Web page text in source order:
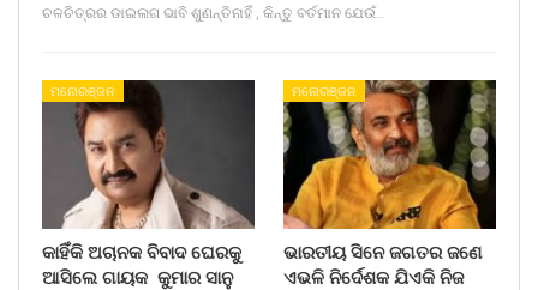
ଚଳଚିତ୍ରର ଡାଇଲଗ ଭାବି ଶୁଣନ୍ତିନାହିଁ , କିନ୍ତୁ ବର୍ତମାନ ଯେଉଁ…
ମନୋରଞ୍ଜନ
କାହିଁକି ଅଚାନକ ବିବାଦ ଘେରକୁ
ଆସିଲେ ଗାୟକ କୁମାର ସାନୁ
ମନୋରଞ୍ଜନ
ଭାରତୀୟ ସିନେ ଜଗତର ଜଣେ
ଏଭଳି ନିର୍ଦେଶକ ଯିଏକି ନିଜ